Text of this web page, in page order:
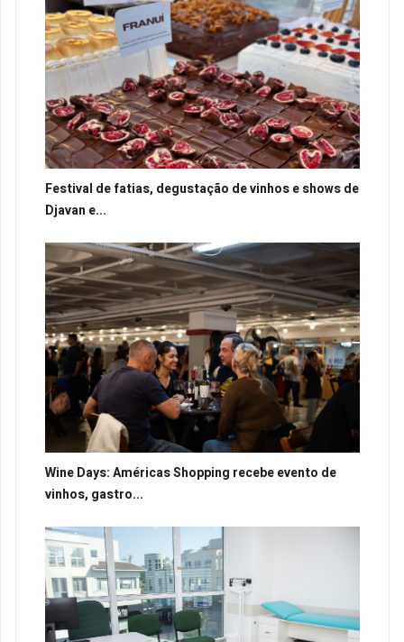
Festival de fatias, degustação de vinhos e shows de
Djavan e...
Wine Days: Américas Shopping recebe evento de
vinhos, gastro...